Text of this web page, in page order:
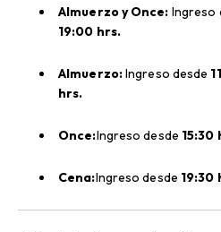
Almuerzo y Once: Ingreso
19:00 hrs.
Almuerzo:Ingreso desde
hrs.
Once:Ingreso desde 15:30
Cena:Ingreso desde 19:30